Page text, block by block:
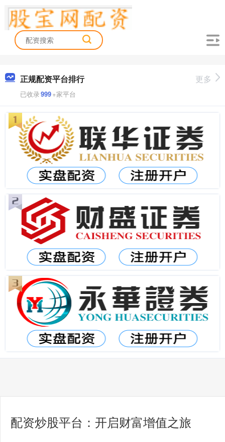
正规配资平台排行
已收录999+家平台
更多
配资炒股平台：开启财富增值之旅